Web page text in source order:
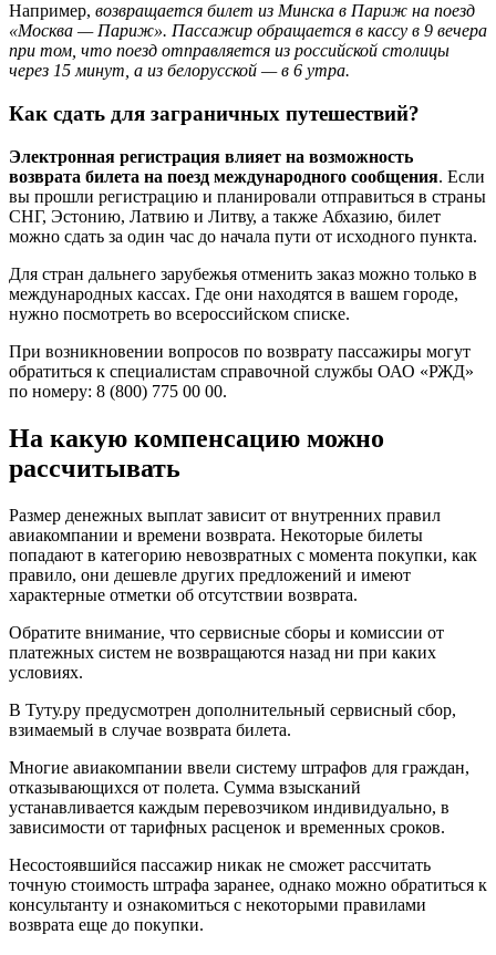
Например, возвращается билет из Минска в Париж на поезд
«Москва — Париж». Пассажир обращается в кассу в 9 вечера
при том, что поезд отправляется из российской столицы
через 15 минут, а из белорусской — в 6 утра.
Как сдать для заграничных путешествий?
Электронная регистрация влияет на возможность
возврата билета на поезд международного сообщения. Если
вы прошли регистрацию и планировали отправиться в страны
СНГ, Эстонию, Латвию и Литву, а также Абхазию, билет
можно сдать за один час до начала пути от исходного пункта.
Для стран дальнего зарубежья отменить заказ можно только в
международных кассах. Где они находятся в вашем городе,
нужно посмотреть во всероссийском списке.
При возникновении вопросов по возврату пассажиры могут
обратиться к специалистам справочной службы ОАО «РЖД»
по номеру: 8 (800) 775 00 00.
На какую компенсацию можно
рассчитывать
Размер денежных выплат зависит от внутренних правил
авиакомпании и времени возврата. Некоторые билеты
попадают в категорию невозвратных с момента покупки, как
правило, они дешевле других предложений и имеют
характерные отметки об отсутствии возврата.
Обратите внимание, что сервисные сборы и комиссии от
платежных систем не возвращаются назад ни при каких
условиях.
В Туту.ру предусмотрен дополнительный сервисный сбор,
взимаемый в случае возврата билета.
Многие авиакомпании ввели систему штрафов для граждан,
отказывающихся от полета. Сумма взысканий
устанавливается каждым перевозчиком индивидуально, в
зависимости от тарифных расценок и временных сроков.
Несостоявшийся пассажир никак не сможет рассчитать
точную стоимость штрафа заранее, однако можно обратиться к
консультанту и ознакомиться с некоторыми правилами
возврата еще до покупки.